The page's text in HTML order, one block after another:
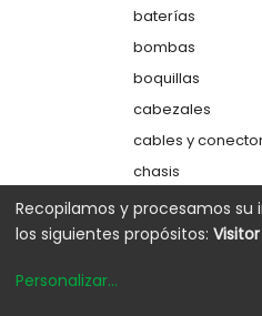
baterías
bombas
boquillas
cabezales
cables y
chasis
colectores
depósitos
Recopilamos y procesamos
los siguientes propósitos:
Personalizar...